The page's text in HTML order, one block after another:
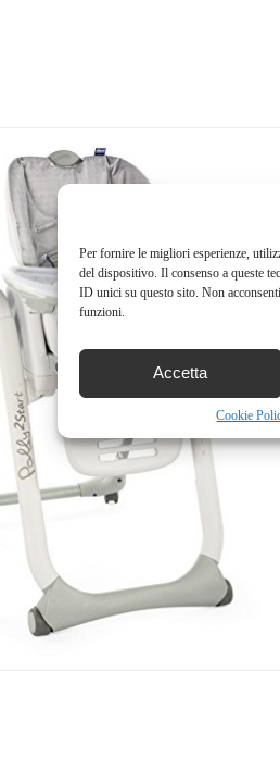
Per fornire le migliori esperienze,
del dispositivo. Il consenso a queste
ID unici su questo sito. Non
funzioni.
Accetta
Cookie